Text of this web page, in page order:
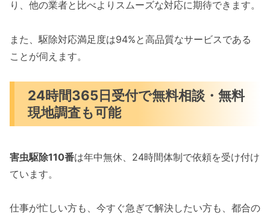
り、他の業者と比べよりスムーズな対応に期待できます。
また、駆除対応満足度は94%と高品質なサービスである
ことが伺えます。
24時間365日受付で無料相談・無料
現地調査も可能
害虫駆除110番は年中無休、24時間体制で依頼を受け付け
ています。
仕事が忙しい方も、今すぐ急ぎで解決したい方も、都合の